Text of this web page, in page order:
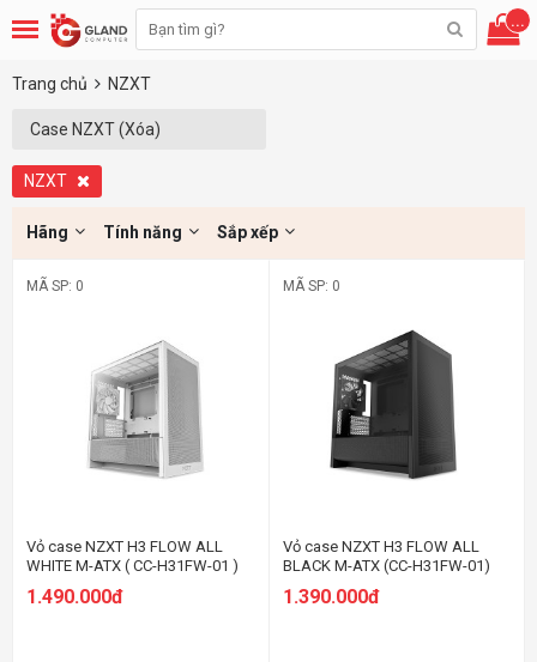
...
Trang chủ NZXT
Case NZXT (Xóa)
NZXT
Hãng Tính năng Sắp xếp
MÃ SP: 0
Vỏ case NZXT H3 FLOW ALL
WHITE M-ATX ( CC-H31FW-01 )
1.490.000đ
MÃ SP: 0
Vỏ case NZXT H3 FLOW ALL
BLACK M-ATX (CC-H31FW-01)
1.390.000đ